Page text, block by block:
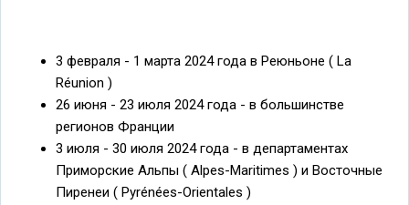
3 февраля - 1 марта 2024 года в Реюньоне ( La
Réunion )
26 июня - 23 июля 2024 года - в большинстве
регионов Франции
3 июля - 30 июля 2024 года - в департаментах
Приморские Альпы ( Alpes-Maritimes ) и Восточные
Пиренеи ( Pyrénées-Orientales )